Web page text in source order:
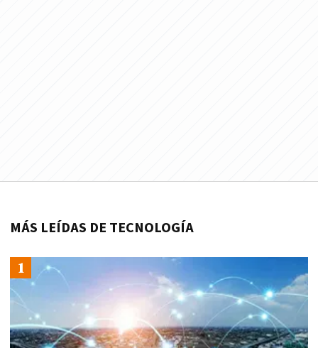
MÁS LEÍDAS DE TECNOLOGÍA